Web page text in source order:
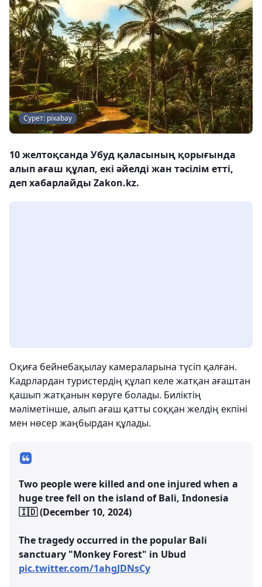
Сурет: pixabay
10 желтоқсанда Убуд қаласының қорығында
алып ағаш құлап, екі әйелді жан тәсілім етті,
деп хабарлайды Zakon.kz.
Оқиға бейнебақылау камераларына түсіп қалған.
Кадрлардан туристердің құлап келе жатқан ағаштан
қашып жатқанын көруге болады. Биліктің
мәліметінше, алып ағаш қатты соққан желдің екпіні
мен нөсер жаңбырдан құлады.
Two people were killed and one injured when a
huge tree fell on the island of Bali, Indonesia
🇮🇩 (December 10, 2024)
The tragedy occurred in the popular Bali
sanctuary "Monkey Forest" in Ubud
pic.twitter.com/1ahgJDNsCy